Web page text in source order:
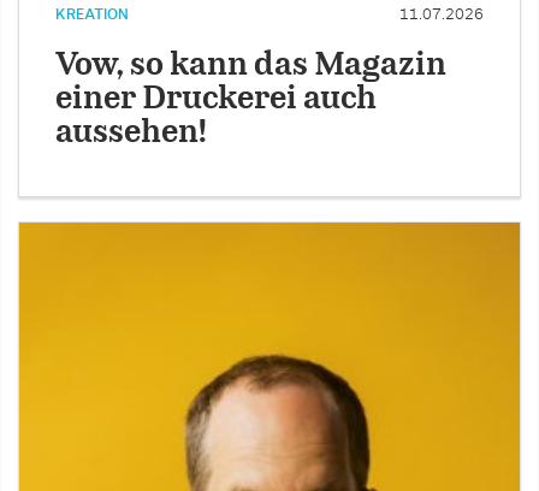
KREATION 11.07.2026
Vow, so kann das Magazin
einer Druckerei auch
aussehen!